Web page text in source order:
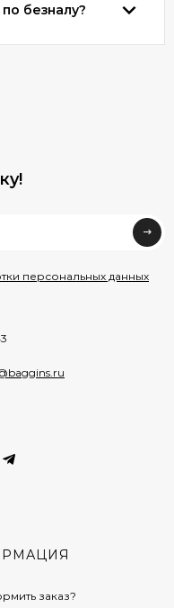
безналу?
персональных данных
заказ?